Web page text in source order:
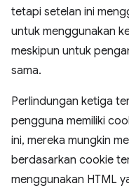
tetapi setelan ini
untuk menggunakan
meskipun untuk
sama.
Perlindungan ketiga
pengguna memiliki
ini, mereka mungkin
berdasarkan cookie
menggunakan HTML